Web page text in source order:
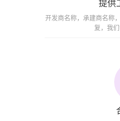
提供
开发商名称，承建商名称
复，我